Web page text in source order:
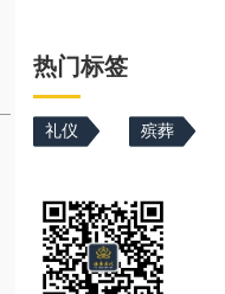
热门标签
礼仪 殡葬